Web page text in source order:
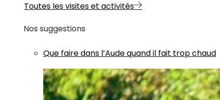
Toutes les visites et activités
Nos suggestions
Que faire dans l’Aude quand il fait trop chaud